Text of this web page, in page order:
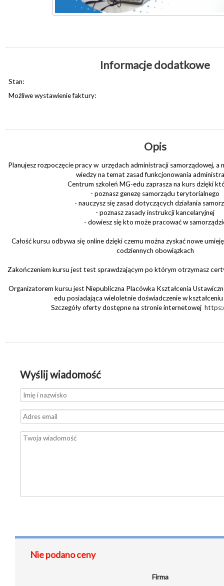
Informacje dodatkowe
Stan:
Możliwe wystawienie faktury:
Opis
Planujesz rozpoczęcie pracy w urzędach administracji samorządowej, a
wiedzy na temat zasad funkcjonowania
Centrum szkoleń MG-edu zaprasza na kurs dzięki
- poznasz genezę samorządu terytorialnego
- nauczysz się zasad dotyczących działania
- poznasz zasady instrukcji kancelaryjnej
- dowiesz się kto może pracować w
Całość kursu odbywa się online dzięki czemu można zyskać nowe
codziennych obowiązkach
Zakończeniem kursu jest test sprawdzającym po którym otrzymasz
Organizatorem kursu jest Niepubliczna Placówka Kształcenia
edu posiadająca wieloletnie doświadczenie w
Szczegóły oferty dostępne na stronie internetowej
Wyślij wiadomość
Nie podano ceny
Firma